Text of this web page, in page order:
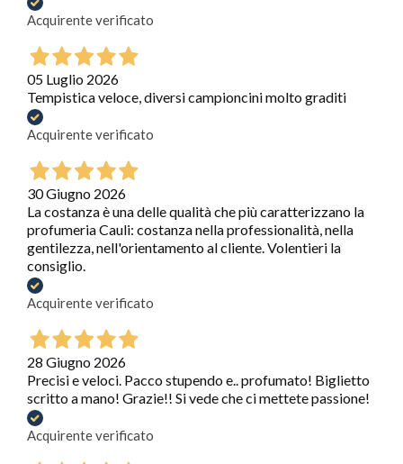
Acquirente verificato
05 Luglio 2026
Tempistica veloce, diversi campioncini molto graditi
Acquirente verificato
30 Giugno 2026
La costanza è una delle qualità che più caratterizzano la
profumeria Cauli: costanza nella professionalità, nella
gentilezza, nell'orientamento al cliente. Volentieri la
consiglio.
Acquirente verificato
28 Giugno 2026
Precisi e veloci. Pacco stupendo e.. profumato! Biglietto
scritto a mano! Grazie!! Si vede che ci mettete passione!
Acquirente verificato